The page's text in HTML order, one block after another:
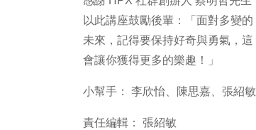
以此講座鼓勵後輩：「面對多變的
未來，記得要保持好奇與勇氣，這
會讓你獲得更多的樂趣！」
小幫手： 李欣怡、陳思嘉、張紹敏
責任編輯： 張紹敏